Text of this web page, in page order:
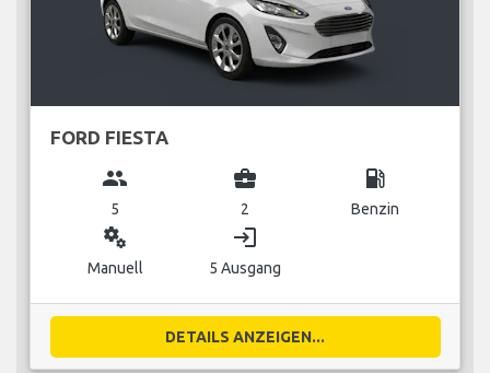
FORD FIESTA
group
5
business_center
2
local_gas_station
Benzin
miscellaneous_services
Manuell
login
5 Ausgang
DETAILS ANZEIGEN...